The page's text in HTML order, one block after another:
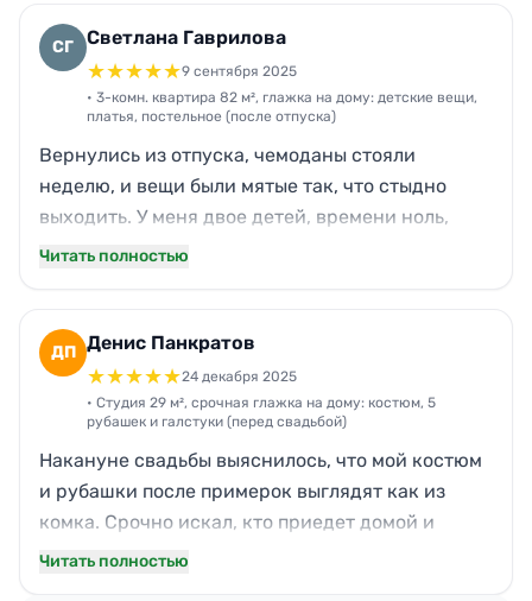
плотные шторы, плюс покрывало и комплект
постельного — примерно за 2,5 часа. Качество
заметно: ткань ровная, без затяжек. Общение
спокойное, вежливое, и по стоимости вышло
разумно.
СГ Светлана Гаврилова
★★★★★9 сентября 2025
• 3-комн. квартира 82 м², глажка на дому: детские вещи,
платья, постельное (после отпуска)
Вернулись из отпуска, чемоданы стояли
неделю, и вещи были мятые так, что стыдно
выходить. У меня двое детей, времени ноль,
поэтому позвала Нова на глажку. Приехали в
рубашки, два моих платья, постельное и
полотенца. Нравится, что гладят быстро, но не
«на отвяжись» — воротники и манжеты
идеальные. Цена нормальная, плюс мастер
вежливая и аккуратно складывала стопками по
категориям.
Читать полностью
ДП Денис Панкратов
★★★★★24 декабря 2025
• Студия 29 м², срочная глажка на дому: костюм, 5
рубашек и галстуки (перед свадьбой)
Накануне свадьбы выяснилось, что мой костюм
и рубашки после примерок выглядят как из
комка. Срочно искал, кто приедет домой и
сделает всё быстро. Нова смогли поставить
Читать полностью